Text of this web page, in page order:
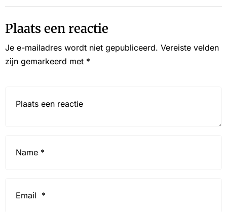
Plaats een reactie
Je e-mailadres wordt niet gepubliceerd. Vereiste velden
zijn gemarkeerd met *